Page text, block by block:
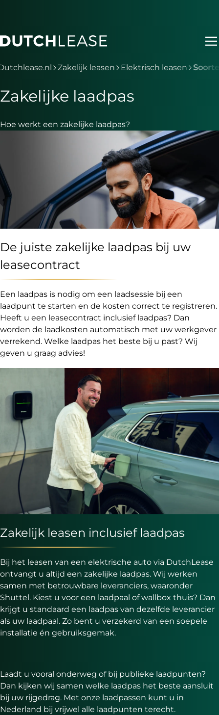
Je bent nu voorbij het hoofdmenu
Zakelijk leasen Elektrisch leasen
Zakelijke laadpas
Hoe werkt een zakelijke laadpas?
De juiste zakelijke laadpas bij uw
leasecontract
Een laadpas is nodig om een laadsessie bij een
laadpunt te starten en de kosten correct te registreren.
Heeft u een leasecontract inclusief laadpas? Dan
worden de laadkosten automatisch met uw werkgever
verrekend. Welke laadpas het beste bij u past? Wij
geven u graag advies!
Zakelijk leasen inclusief laadpas
Bij het leasen van een elektrische auto via DutchLease
ontvangt u altijd een zakelijke laadpas. Wij werken
samen met betrouwbare leveranciers, waaronder
Shuttel. Kiest u voor een laadpaal of wallbox thuis? Dan
krijgt u standaard een laadpas van dezelfde leverancier
als uw laadpaal. Zo bent u verzekerd van een soepele
installatie én gebruiksgemak.
Laadt u vooral onderweg of bij publieke laadpunten?
Dan kijken wij samen welke laadpas het beste aansluit
bij uw rijgedrag. Met onze laadpassen kunt u in
Nederland bij vrijwel alle laadpunten terecht.